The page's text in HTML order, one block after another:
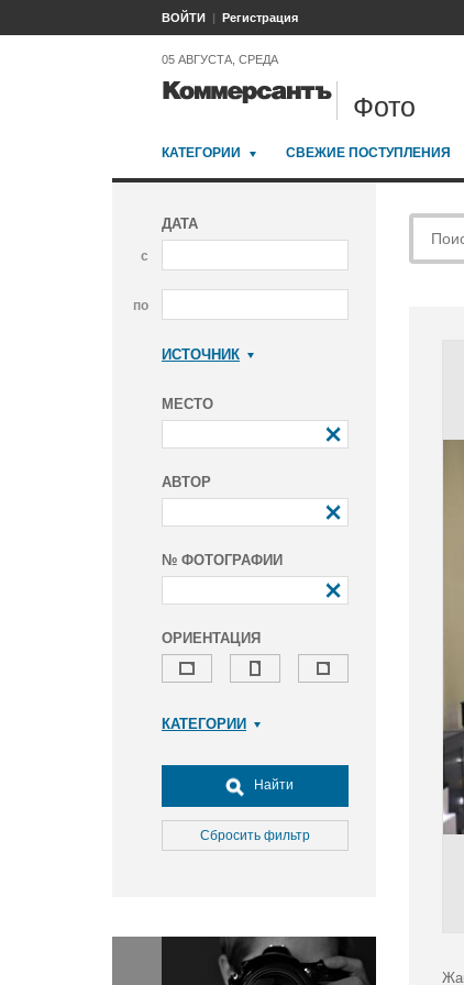
ВОЙТИ Регистрация
05 АВГУСТА, СРЕДА
Фото
КАТЕГОРИИ СВЕЖИЕ ПОСТУПЛЕНИЯ
ДАТА
с
по
ИСТОЧНИК
МЕСТО
АВТОР
№ ФОТОГРАФИИ
ОРИЕНТАЦИЯ
КАТЕГОРИИ
Досуг, туризм и отдых
Культура
Медицина
Окружающая среда
Политика
Найти
Сбросить фильтр